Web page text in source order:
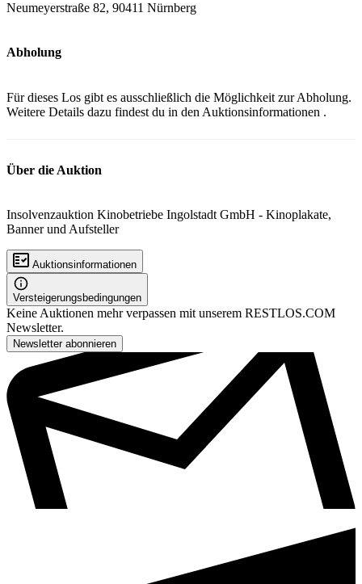
Neumeyerstraße 82, 90411 Nürnberg
Abholung
Für dieses Los gibt es ausschließlich die Möglichkeit zur Abholung.
Weitere Details dazu findest du in den Auktionsinformationen .
Über die Auktion
Insolvenzauktion Kinobetriebe Ingolstadt GmbH - Kinoplakate,
Banner und Aufsteller
Auktionsinformationen
Versteigerungsbedingungen
Keine Auktionen mehr verpassen mit unserem RESTLOS.COM
Newsletter.
Newsletter abonnieren